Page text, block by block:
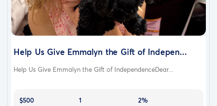
Help Us Give Emmalyn the Gift of Indepen...
Help Us Give Emmalyn the Gift of IndependenceDear...
$500
1
2%